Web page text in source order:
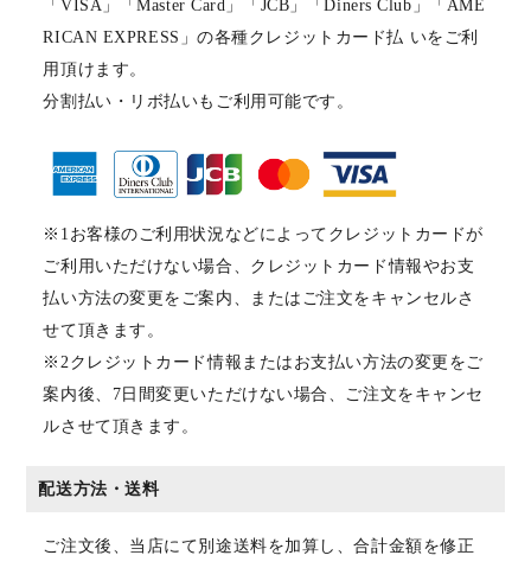
「VISA」「Master Card」「JCB」「Diners Club」「AME
RICAN EXPRESS」の各種クレジットカード払 いをご利
用頂けます。
分割払い・リボ払いもご利用可能です。
※1お客様のご利用状況などによってクレジットカードが
ご利用いただけない場合、クレジットカード情報やお支
払い方法の変更をご案内、またはご注文をキャンセルさ
せて頂きます。
※2クレジットカード情報またはお支払い方法の変更をご
案内後、7日間変更いただけない場合、ご注文をキャンセ
ルさせて頂きます。
配送方法・送料
ご注文後、当店にて別途送料を加算し、合計金額を修正